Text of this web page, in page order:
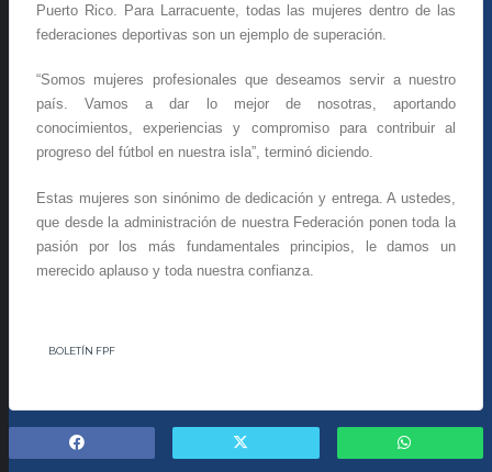
Puerto Rico. Para Larracuente, todas las mujeres dentro de las
federaciones deportivas son un ejemplo de superación.
“Somos mujeres profesionales que deseamos servir a nuestro
país. Vamos a dar lo mejor de nosotras, aportando
conocimientos, experiencias y compromiso para contribuir al
progreso del fútbol en nuestra isla”, terminó diciendo.
Estas mujeres son sinónimo de dedicación y entrega. A ustedes,
que desde la administración de nuestra Federación ponen toda la
pasión por los más fundamentales principios, le damos un
merecido aplauso y toda nuestra confianza.
BOLETÍN FPF